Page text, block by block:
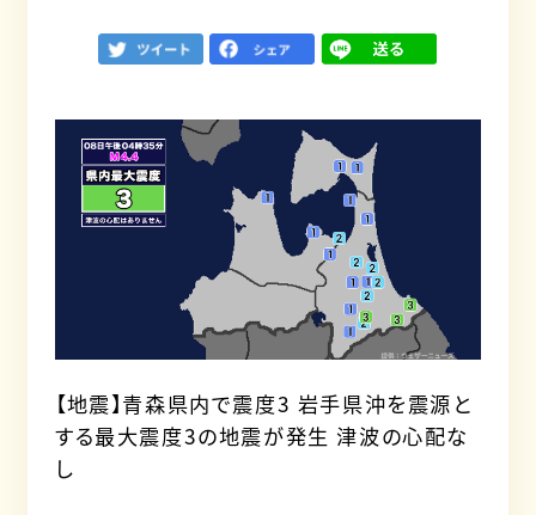
【地震】青森県内で震度3 岩手県沖を震源と
する最大震度3の地震が発生 津波の心配な
し